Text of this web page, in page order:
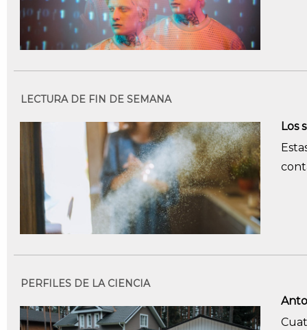
LECTURA DE FIN DE SEMANA
Los
PERFILES DE LA CIENCIA